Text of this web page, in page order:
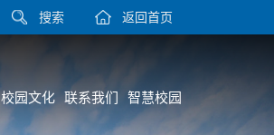
搜索 返回首页
校园文化 联系我们 智慧校园